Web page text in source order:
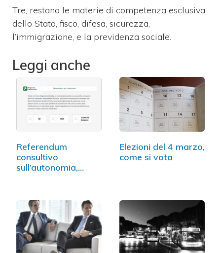
Tre, restano le materie di competenza esclusiva
dello Stato, fisco, difesa, sicurezza,
l’immigrazione, e la previdenza sociale.
Leggi anche
Referendum
consultivo
sull’autonomia,
Elezioni del 4 marzo,
come si vota